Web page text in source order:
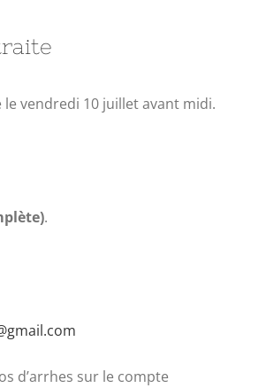
vendredi 10 juillet avant midi.
.
d’arrhes sur le compte